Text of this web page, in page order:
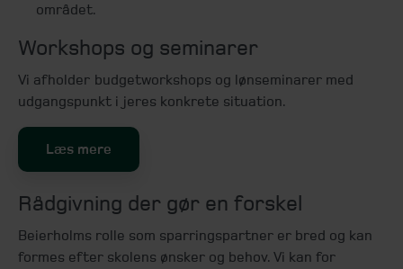
området.
Workshops og seminarer
Vi afholder budgetworkshops og lønseminarer med
udgangspunkt i jeres konkrete situation.
Læs mere
Rådgivning der gør en forskel
Beierholms rolle som sparringspartner er bred og kan
formes efter skolens ønsker og behov. Vi kan for